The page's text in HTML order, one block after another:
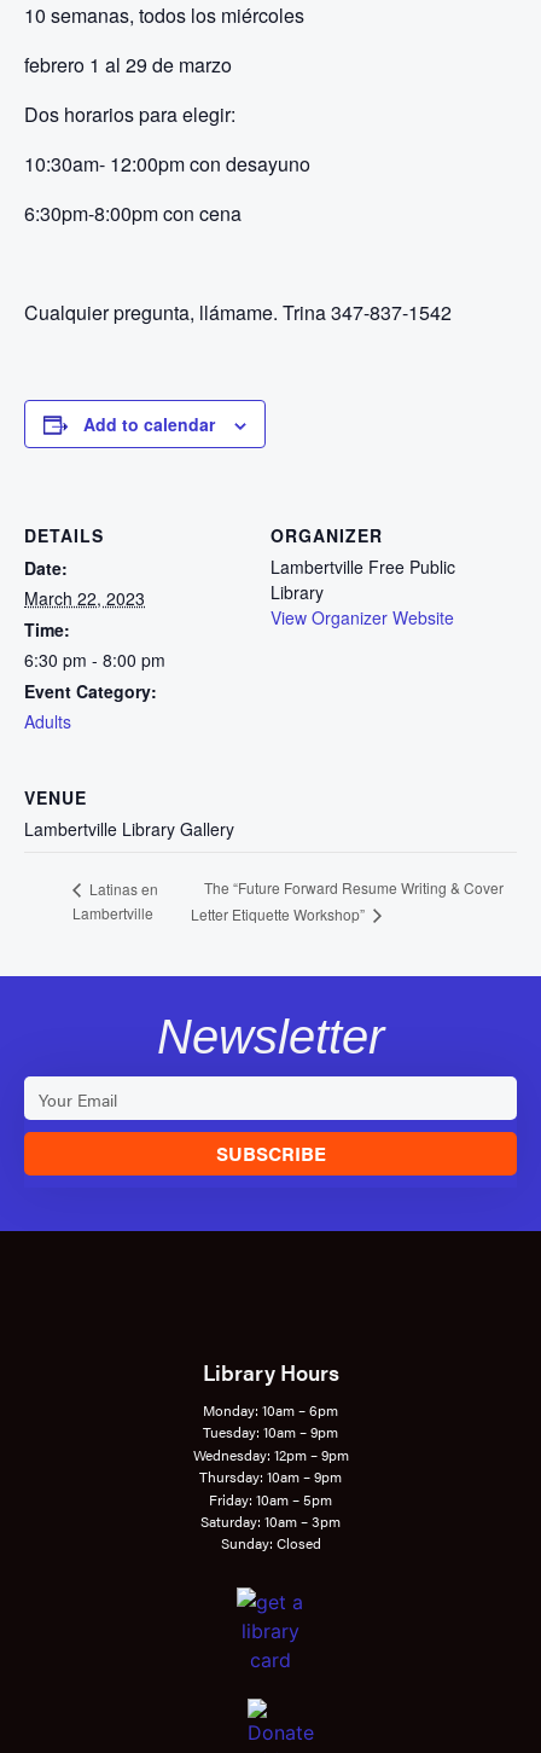
10 semanas, todos los miércoles
febrero 1 al 29 de marzo
Dos horarios para elegir:
10:30am- 12:00pm con desayuno
6:30pm-8:00pm con cena
Cualquier pregunta, llámame. Trina 347-837-1542
Add to calendar
DETAILS
Date:
March 22, 2023
Time:
6:30 pm - 8:00 pm
Event Category:
Adults
ORGANIZER
Lambertville Free Public
Library
View Organizer Website
VENUE
Lambertville Library Gallery
Latinas en
Lambertville
The “Future Forward Resume Writing & Cover
Letter Etiquette Workshop”
Newsletter
SUBSCRIBE
Library Hours
Monday: 10am – 6pm
Tuesday: 10am – 9pm
Wednesday: 12pm – 9pm
Thursday: 10am – 9pm
Friday: 10am – 5pm
Saturday: 10am – 3pm
Sunday: Closed